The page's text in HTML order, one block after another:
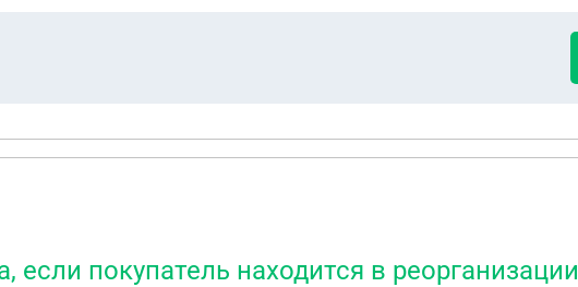
покупатель находится в реорганизации